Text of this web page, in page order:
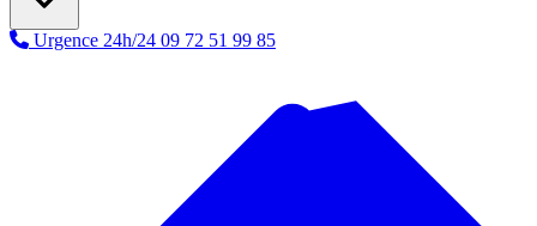
Urgence 24h/24 09 72 51 99 85